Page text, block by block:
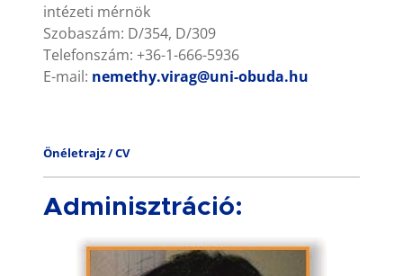
intézeti mérnök
Szobaszám: D/354, D/309
Telefonszám: +36-1-666-5936
E-mail: nemethy.virag@uni-obuda.hu
Önéletrajz / CV
Adminisztráció: